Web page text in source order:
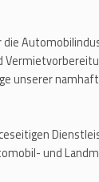
unserer
und